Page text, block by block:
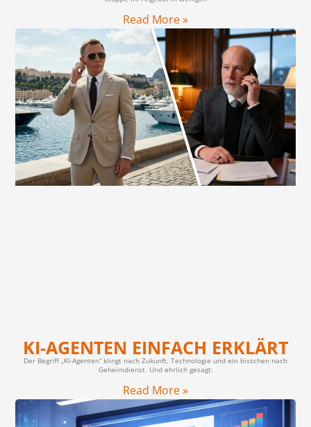
Read More »
KI-AGENTEN EINFACH ERKLÄRT
Der Begriff „KI-Agenten“ klingt nach Zukunft, Technologie und ein bisschen nach
Geheimdienst. Und ehrlich gesagt:
Read More »